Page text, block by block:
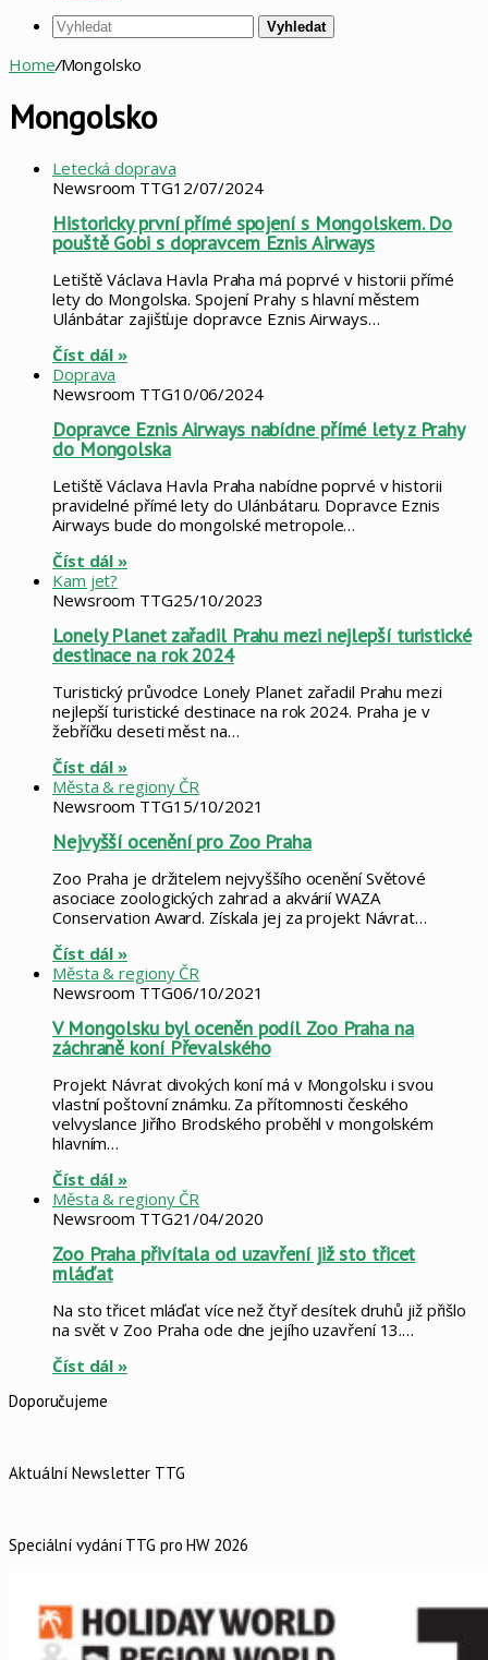
Vyhledat
Home/Mongolsko
Mongolsko
Letecká doprava
Newsroom TTG12/07/2024
Historicky první přímé spojení s Mongolskem. Do
pouště Gobi s dopravcem Eznis Airways
Letiště Václava Havla Praha má poprvé v historii přímé
lety do Mongolska. Spojení Prahy s hlavní městem
Ulánbátar zajišťuje dopravce Eznis Airways…
Číst dál »
Doprava
Newsroom TTG10/06/2024
Dopravce Eznis Airways nabídne přímé lety z Prahy
do Mongolska
Letiště Václava Havla Praha nabídne poprvé v historii
pravidelné přímé lety do Ulánbátaru. Dopravce Eznis
Airways bude do mongolské metropole…
Číst dál »
Kam jet?
Newsroom TTG25/10/2023
Lonely Planet zařadil Prahu mezi nejlepší turistické
destinace na rok 2024
Turistický průvodce Lonely Planet zařadil Prahu mezi
nejlepší turistické destinace na rok 2024. Praha je v
žebříčku deseti měst na…
Číst dál »
Města & regiony ČR
Newsroom TTG15/10/2021
Nejvyšší ocenění pro Zoo Praha
Zoo Praha je držitelem nejvyššího ocenění Světové
asociace zoologických zahrad a akvárií WAZA
Conservation Award. Získala jej za projekt Návrat…
Číst dál »
Města & regiony ČR
Newsroom TTG06/10/2021
V Mongolsku byl oceněn podíl Zoo Praha na
záchraně koní Převalského
Projekt Návrat divokých koní má v Mongolsku i svou
vlastní poštovní známku. Za přítomnosti českého
velvyslance Jiřího Brodského proběhl v mongolském
hlavním…
Číst dál »
Města & regiony ČR
Newsroom TTG21/04/2020
Zoo Praha přivítala od uzavření již sto třicet
mláďat
Na sto třicet mláďat více než čtyř desítek druhů již přišlo
na svět v Zoo Praha ode dne jejího uzavření 13.…
Číst dál »
Doporučujeme
Aktuální Newsletter TTG
Speciální vydání TTG pro HW 2026